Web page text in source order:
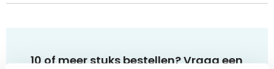
10 of meer stuks bestellen? Vraag een